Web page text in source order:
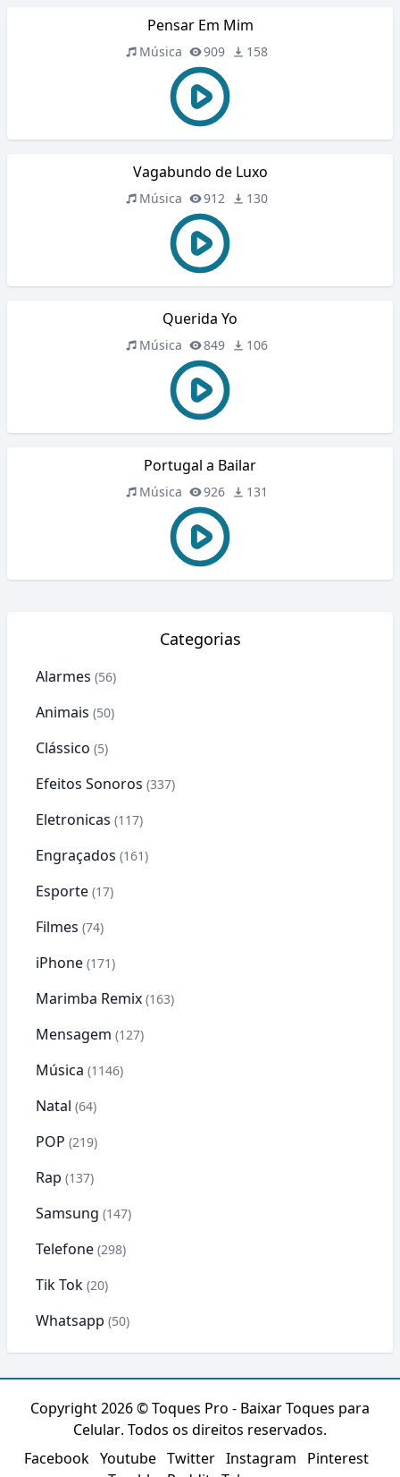
Pensar Em Mim
Música 909 158
Vagabundo de Luxo
Música 912 130
Querida Yo
Música 849 106
Portugal a Bailar
Música 926 131
Categorias
Alarmes (56)
Animais (50)
Clássico (5)
Efeitos Sonoros (337)
Eletronicas (117)
Engraçados (161)
Esporte (17)
Filmes (74)
iPhone (171)
Marimba Remix (163)
Mensagem (127)
Música (1146)
Natal (64)
POP (219)
Rap (137)
Samsung (147)
Telefone (298)
Tik Tok (20)
Whatsapp (50)
Copyright 2026 ©Toques Pro - Baixar Toques para
Celular. Todos os direitos reservados.
Facebook Youtube Twitter Instagram
Pinterest